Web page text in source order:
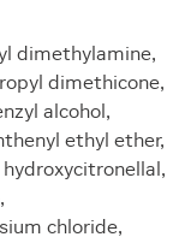
dimethylamine,
dimethicone,
alcohol,
ethyl ether,
chloride,